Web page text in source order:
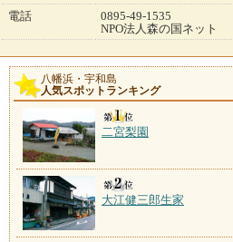
電話
0895-49-1535
NPO法人森の国ネット
八幡浜・宇和島
人気スポットランキング
二宮梨園
大江健三郎生家